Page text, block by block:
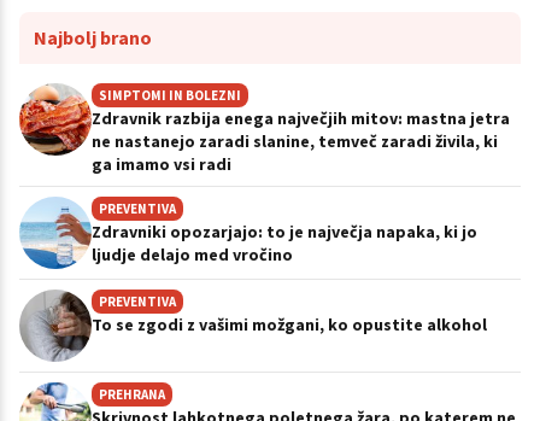
Najbolj brano
SIMPTOMI IN BOLEZNI
Zdravnik razbija enega največjih mitov: mastna jetra
ne nastanejo zaradi slanine, temveč zaradi živila, ki
ga imamo vsi radi
PREVENTIVA
Zdravniki opozarjajo: to je največja napaka, ki jo
ljudje delajo med vročino
PREVENTIVA
To se zgodi z vašimi možgani, ko opustite alkohol
PREHRANA